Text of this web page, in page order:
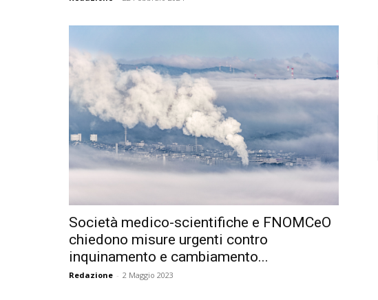
Società medico-scientifiche e FNOMCeO
chiedono misure urgenti contro
inquinamento e cambiamento...
Redazione - 2 Maggio 2023